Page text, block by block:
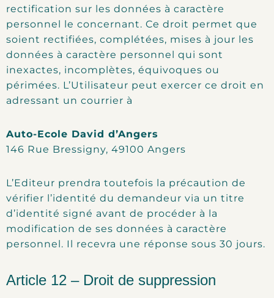
rectification sur les données à caractère
personnel le concernant. Ce droit permet que
soient rectifiées, complétées, mises à jour les
données à caractère personnel qui sont
inexactes, incomplètes, équivoques ou
périmées. L’Utilisateur peut exercer ce droit en
adressant un courrier à
Auto-Ecole David d’Angers
146 Rue Bressigny, 49100 Angers
L’Editeur prendra toutefois la précaution de
vérifier l’identité du demandeur via un titre
d’identité signé avant de procéder à la
modification de ses données à caractère
personnel. Il recevra une réponse sous 30 jours.
Article 12 – Droit de suppression